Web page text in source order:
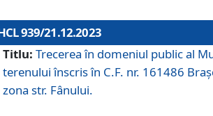
939/21.12.2023
Titlu: Trecerea în domeniul public al
terenului înscris în C.F. nr. 161486
zona str. Fânului.